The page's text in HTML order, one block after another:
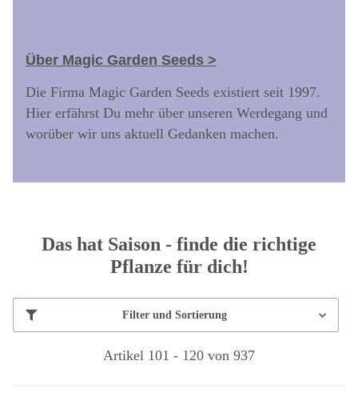
Über Magic Garden Seeds >
Die Firma Magic Garden Seeds existiert seit 1997.
Hier erfährst Du mehr über unseren Werdegang und
worüber wir uns aktuell Gedanken machen.
Das hat Saison - finde die richtige
Pflanze für dich!
Filter und Sortierung
Artikel 101 - 120 von 937